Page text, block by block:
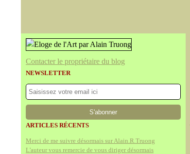
Contacter le propriétaire du blog
NEWSLETTER
ARTICLES RÉCENTS
Merci de me suivre désormais sur Alain.R.Truong
L'auteur vous remercie de vous diriger désormais